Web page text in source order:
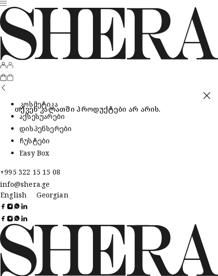
თქვენ კალათში პროდუქტები არ არის.
კოსმეტიკა
აქსესუარები
დისპენსერები
ჩუსტები
Easy Box
+995 322 15 15 08
info@shera.ge
English
Georgian